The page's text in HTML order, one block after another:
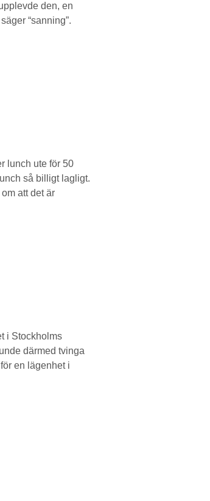
den, en
“sanning”.
lunch ute för 50
så billigt lagligt.
att det är
i Stockholms
därmed tvinga
en lägenhet i